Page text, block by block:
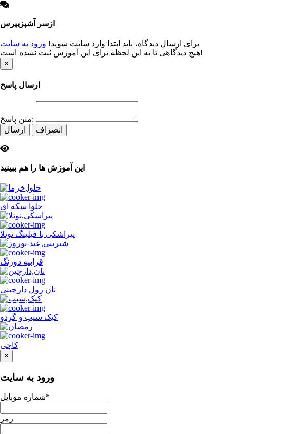
از سر آشپز بپرس
برای ارسال دیدگاه، باید ابتدا وارد سایت شوید! ورود به سایت
هیچ دیدگاهی تا به این لحظه برای این آموزش ثبت نشده است!
×
ارسال پاسخ
متن پاسخ:
ارسال
انصراف
این آموزش ها را هم ببینید
حلوا سکه ای
پیراشکی با فیلینگ نوتلا
قرابیه دورنگ
نان رول دارچینی
کیک سیب و گردو
کاچی
×
ورود به سایت
شماره موبایل*
رمز